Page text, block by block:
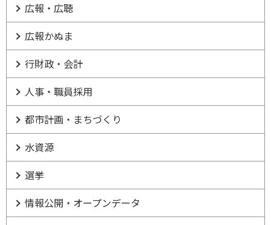
広報・広聴
広報かぬま
行財政・会計
人事・職員採用
都市計画・まちづくり
水資源
選挙
情報公開・オープンデータ